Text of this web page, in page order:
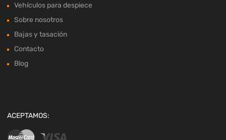
Vehículos para despiece
Sobre nosotros
Bajas y tasación
Contacto
Blog
ACEPTAMOS: